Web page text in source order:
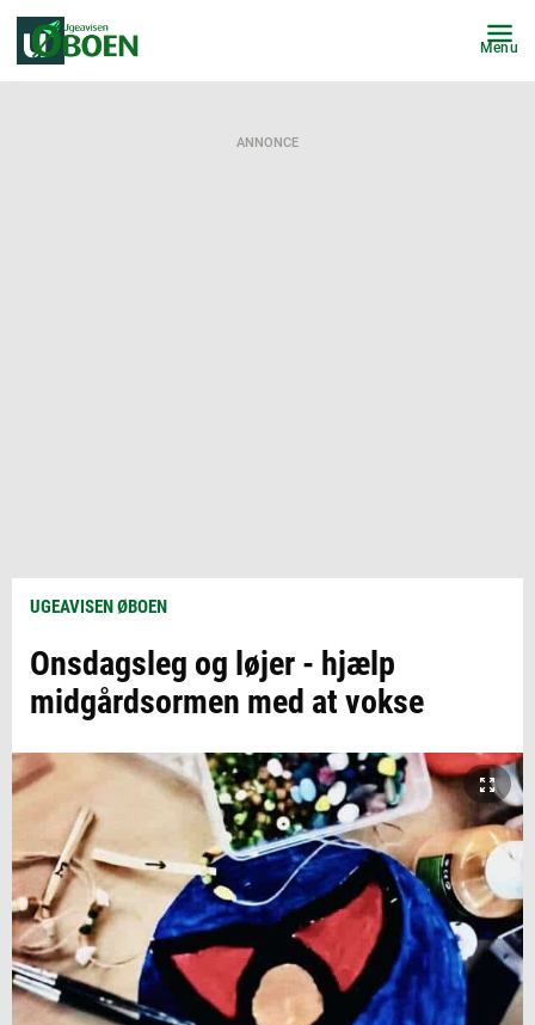
Menu
ANNONCE
UGEAVISEN ØBOEN
Onsdagsleg og løjer - hjælp
midgårdsormen med at vokse